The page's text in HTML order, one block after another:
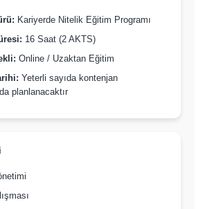
Kariyerde Nitelik Eğitim Programı
16 Saat (2 AKTS)
Online / Uzaktan Eğitim
Yeterli sayıda kontenjan
planlanacaktır